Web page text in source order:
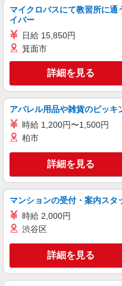
キープ
契約社員
リーガルファクトリーストア八
月給
よる ※試用
時給1,250円
東京都
キープ
アルバイト パート
リベーチェ
アパレル
［アル
り優遇しま
日本橋
キープ
マイクロバスにて教習所に通
イバー
日給 15,850円
箕面市
詳細を見る
アパレル用品や雑貨のピッキ
時給 1,200円〜1,500円
柏市
詳細を見る
マンションの受付・案内スタ
時給 2,000円
渋谷区
詳細を見る